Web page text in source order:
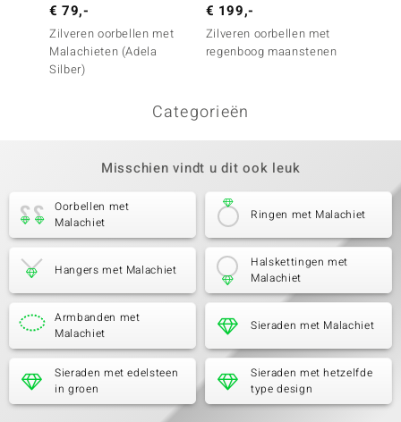
€ 79,-
Zilveren oorbellen met
Malachieten (Adela
Silber)
€ 199,-
Zilveren oorbellen met
regenboog maanstenen
Categorieën
Misschien vindt u dit ook leuk
Oorbellen met
Malachiet
Ringen met Malachiet
Hangers met Malachiet
Halskettingen met
Malachiet
Armbanden met
Malachiet
Sieraden met Malachiet
Sieraden met edelsteen
in groen
Sieraden met hetzelfde
type design